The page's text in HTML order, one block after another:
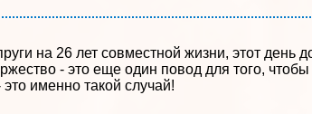
на 26 лет совместной жизни, этот
- это еще один повод для того,
именно такой случай!